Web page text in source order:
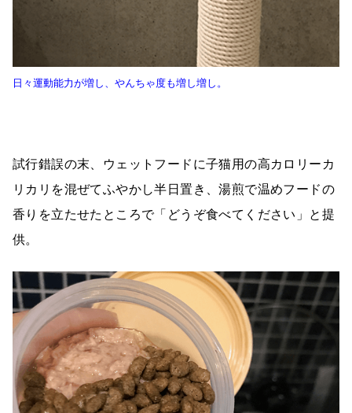
日々運動能力が増し、やんちゃ度も増し増し。
試行錯誤の末、ウェットフードに子猫用の高カロリーカ
リカリを混ぜてふやかし半日置き、湯煎で温めフードの
香りを立たせたところで「どうぞ食べてください」と提
供。